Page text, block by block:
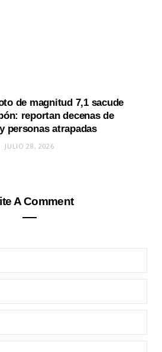
de magnitud 7,1 sacude
reportan decenas de
personas atrapadas
JULIO 28, 2026
A Comment